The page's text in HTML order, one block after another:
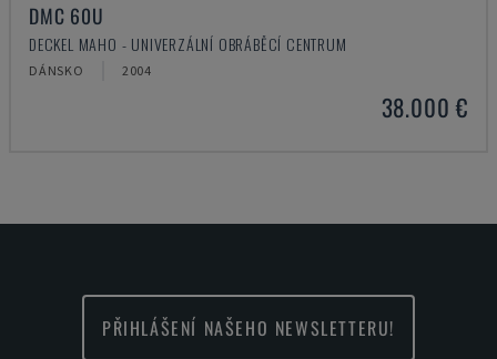
DMC 60U
DECKEL MAHO - UNIVERZÁLNÍ OBRÁBĚCÍ CENTRUM
DÁNSKO 2004
38.000 €
PŘIHLÁŠENÍ NAŠEHO NEWSLETTERU!